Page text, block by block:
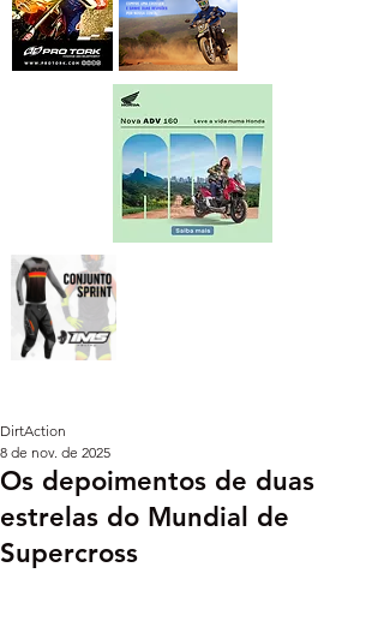
Os depoimentos de duas
estrelas do Mundial de
Supercross
DirtAction
8 de nov. de 2025